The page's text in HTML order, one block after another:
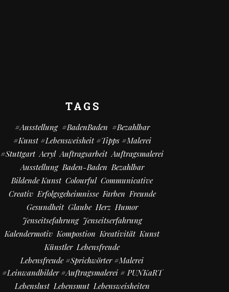
TAGS
#Ausstellung #BadenBaden #bezahlbar
#kunst #Lebensweisheit #Tipps #Malerei
#Stuttgart Acryl Auftragsarbeit Auftragsmalerei
Ausstellung Baden-Baden Bezahlbar
Bildende Kunst Colourful Communicative
Creativ Erfolgsgeheimnisse Farben Freunde
Gesundheit Glaube Herz Humor
Jenseitsefahrung Jenseitserfahrung
Kalendermotiv Kompostion Kreativität Kunst
Künstler Lebensfreude
Lebensfreude #Sprichwörter #Malerei
#Leinwandbilder #Auftragsmalerei # PUNKaRT
Lebenslust Lebensmut Lebensweisheiten